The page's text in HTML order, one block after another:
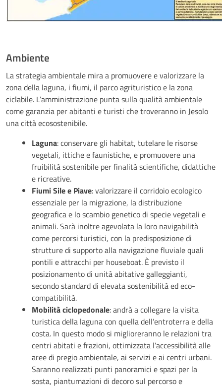
Ambiente
La strategia ambientale mira a promuovere e valorizzare la
zona della laguna, i fiumi, il parco agrituristico e la zona
ciclabile. L’amministrazione punta sulla qualità ambientale
come garanzia per abitanti e turisti che troveranno in Jesolo
una città ecosostenibile.
Laguna: conservare gli habitat, tutelare le risorse
vegetali, ittiche e faunistiche, e promuovere una
fruibilità sostenibile per finalità scientifiche, didattiche
e ricreative.
Fiumi Sile e Piave: valorizzare il corridoio ecologico
essenziale per la migrazione, la distribuzione
geografica e lo scambio genetico di specie vegetali e
animali. Sarà inoltre agevolata la loro navigabilità
come percorsi turistici, con la predisposizione di
strutture di supporto alla navigazione fluviale quali
pontili e attracchi per houseboat. È previsto il
posizionamento di unità abitative galleggianti,
secondo standard di elevata sostenibilità ed eco-
compatibilità.
Mobilità ciclopedonale: andrà a collegare la visita
turistica della laguna con quella dell’entroterra e della
costa. In questo modo si miglioreranno le relazioni tra
centri abitati e frazioni, ottimizzata l’accessibilità alle
aree di pregio ambientale, ai servizi e ai centri urbani.
Saranno realizzati punti panoramici e spazi per la
sosta, piantumazioni di decoro sul percorso e